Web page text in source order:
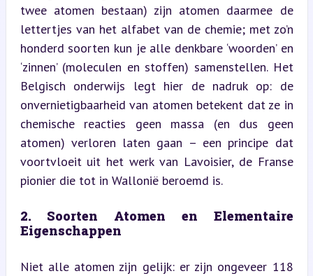
twee atomen bestaan) zijn atomen daarmee de
lettertjes van het alfabet van de chemie; met zo’n
honderd soorten kun je alle denkbare ‘woorden’ en
‘zinnen’ (moleculen en stoffen) samenstellen. Het
Belgisch onderwijs legt hier de nadruk op: de
onvernietigbaarheid van atomen betekent dat ze in
chemische reacties geen massa (en dus geen
atomen) verloren laten gaan – een principe dat
voortvloeit uit het werk van Lavoisier, de Franse
pionier die tot in Wallonië beroemd is.
2. Soorten Atomen en Elementaire
Eigenschappen
Niet alle atomen zijn gelijk: er zijn ongeveer 118